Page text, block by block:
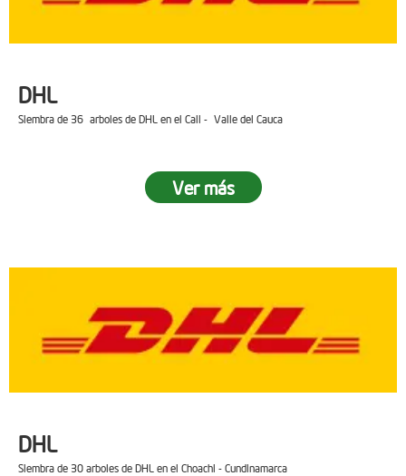
DHL
Siembra de 36 arboles de DHL en el Cali - Valle del Cauca
Ver más
DHL
Siembra de 30 arboles de DHL en el Choachi - Cundinamarca